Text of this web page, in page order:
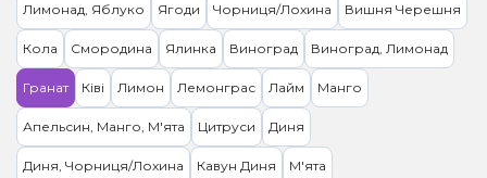
Лимонад, Яблуко Ягоди Чорниця/Лохина Вишня Черешня
Кола Смородина Ялинка Виноград Виноград, Лимонад
Гранат Ківі Лимон Лемонграс Лайм Манго
Апельсин, Манго, М'ята Цитруси Диня
Диня, Чорниця/Лохина Кавун Диня М'ята